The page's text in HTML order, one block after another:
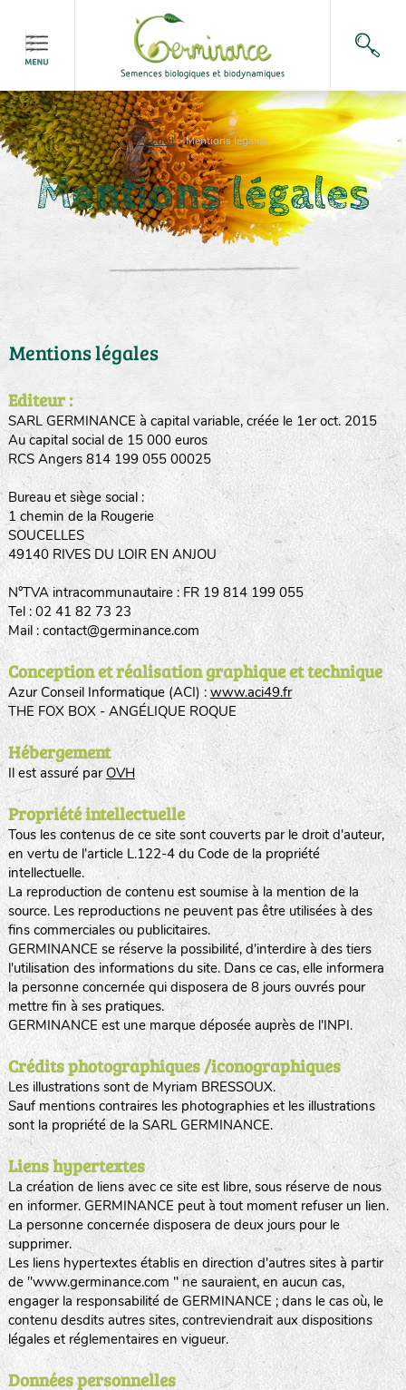
Accueil>Mentions légales
Mentions légales
Mentions légales
Editeur :
SARL GERMINANCE à capital variable, créée le 1er oct. 2015
Au capital social de 15 000 euros
RCS Angers 814 199 055 00025
Bureau et siège social :
1 chemin de la Rougerie
SOUCELLES
49140 RIVES DU LOIR EN ANJOU
N°TVA intracommunautaire : FR 19 814 199 055
Tel : 02 41 82 73 23
Mail : contact@germinance.com
Conception et réalisation graphique et technique
Azur Conseil Informatique (ACI) : www.aci49.fr
THE FOX BOX - ANGÉLIQUE ROQUE
Hébergement
Il est assuré par OVH
Propriété intellectuelle
Tous les contenus de ce site sont couverts par le droit d'auteur,
en vertu de l'article L.122-4 du Code de la propriété
intellectuelle.
La reproduction de contenu est soumise à la mention de la
source. Les reproductions ne peuvent pas être utilisées à des
fins commerciales ou publicitaires.
GERMINANCE se réserve la possibilité, d'interdire à des tiers
l'utilisation des informations du site. Dans ce cas, elle informera
la personne concernée qui disposera de 8 jours ouvrés pour
mettre fin à ses pratiques.
GERMINANCE est une marque déposée auprès de l'INPI.
Crédits photographiques /iconographiques
Les illustrations sont de Myriam BRESSOUX.
Sauf mentions contraires les photographies et les illustrations
sont la propriété de la SARL GERMINANCE.
Liens hypertextes
La création de liens avec ce site est libre, sous réserve de nous
en informer. GERMINANCE peut à tout moment refuser un lien.
La personne concernée disposera de deux jours pour le
supprimer.
Les liens hypertextes établis en direction d'autres sites à partir
de "www.germinance.com " ne sauraient, en aucun cas,
engager la responsabilité de GERMINANCE ; dans le cas où, le
contenu desdits autres sites, contreviendrait aux dispositions
légales et réglementaires en vigueur.
Données personnelles